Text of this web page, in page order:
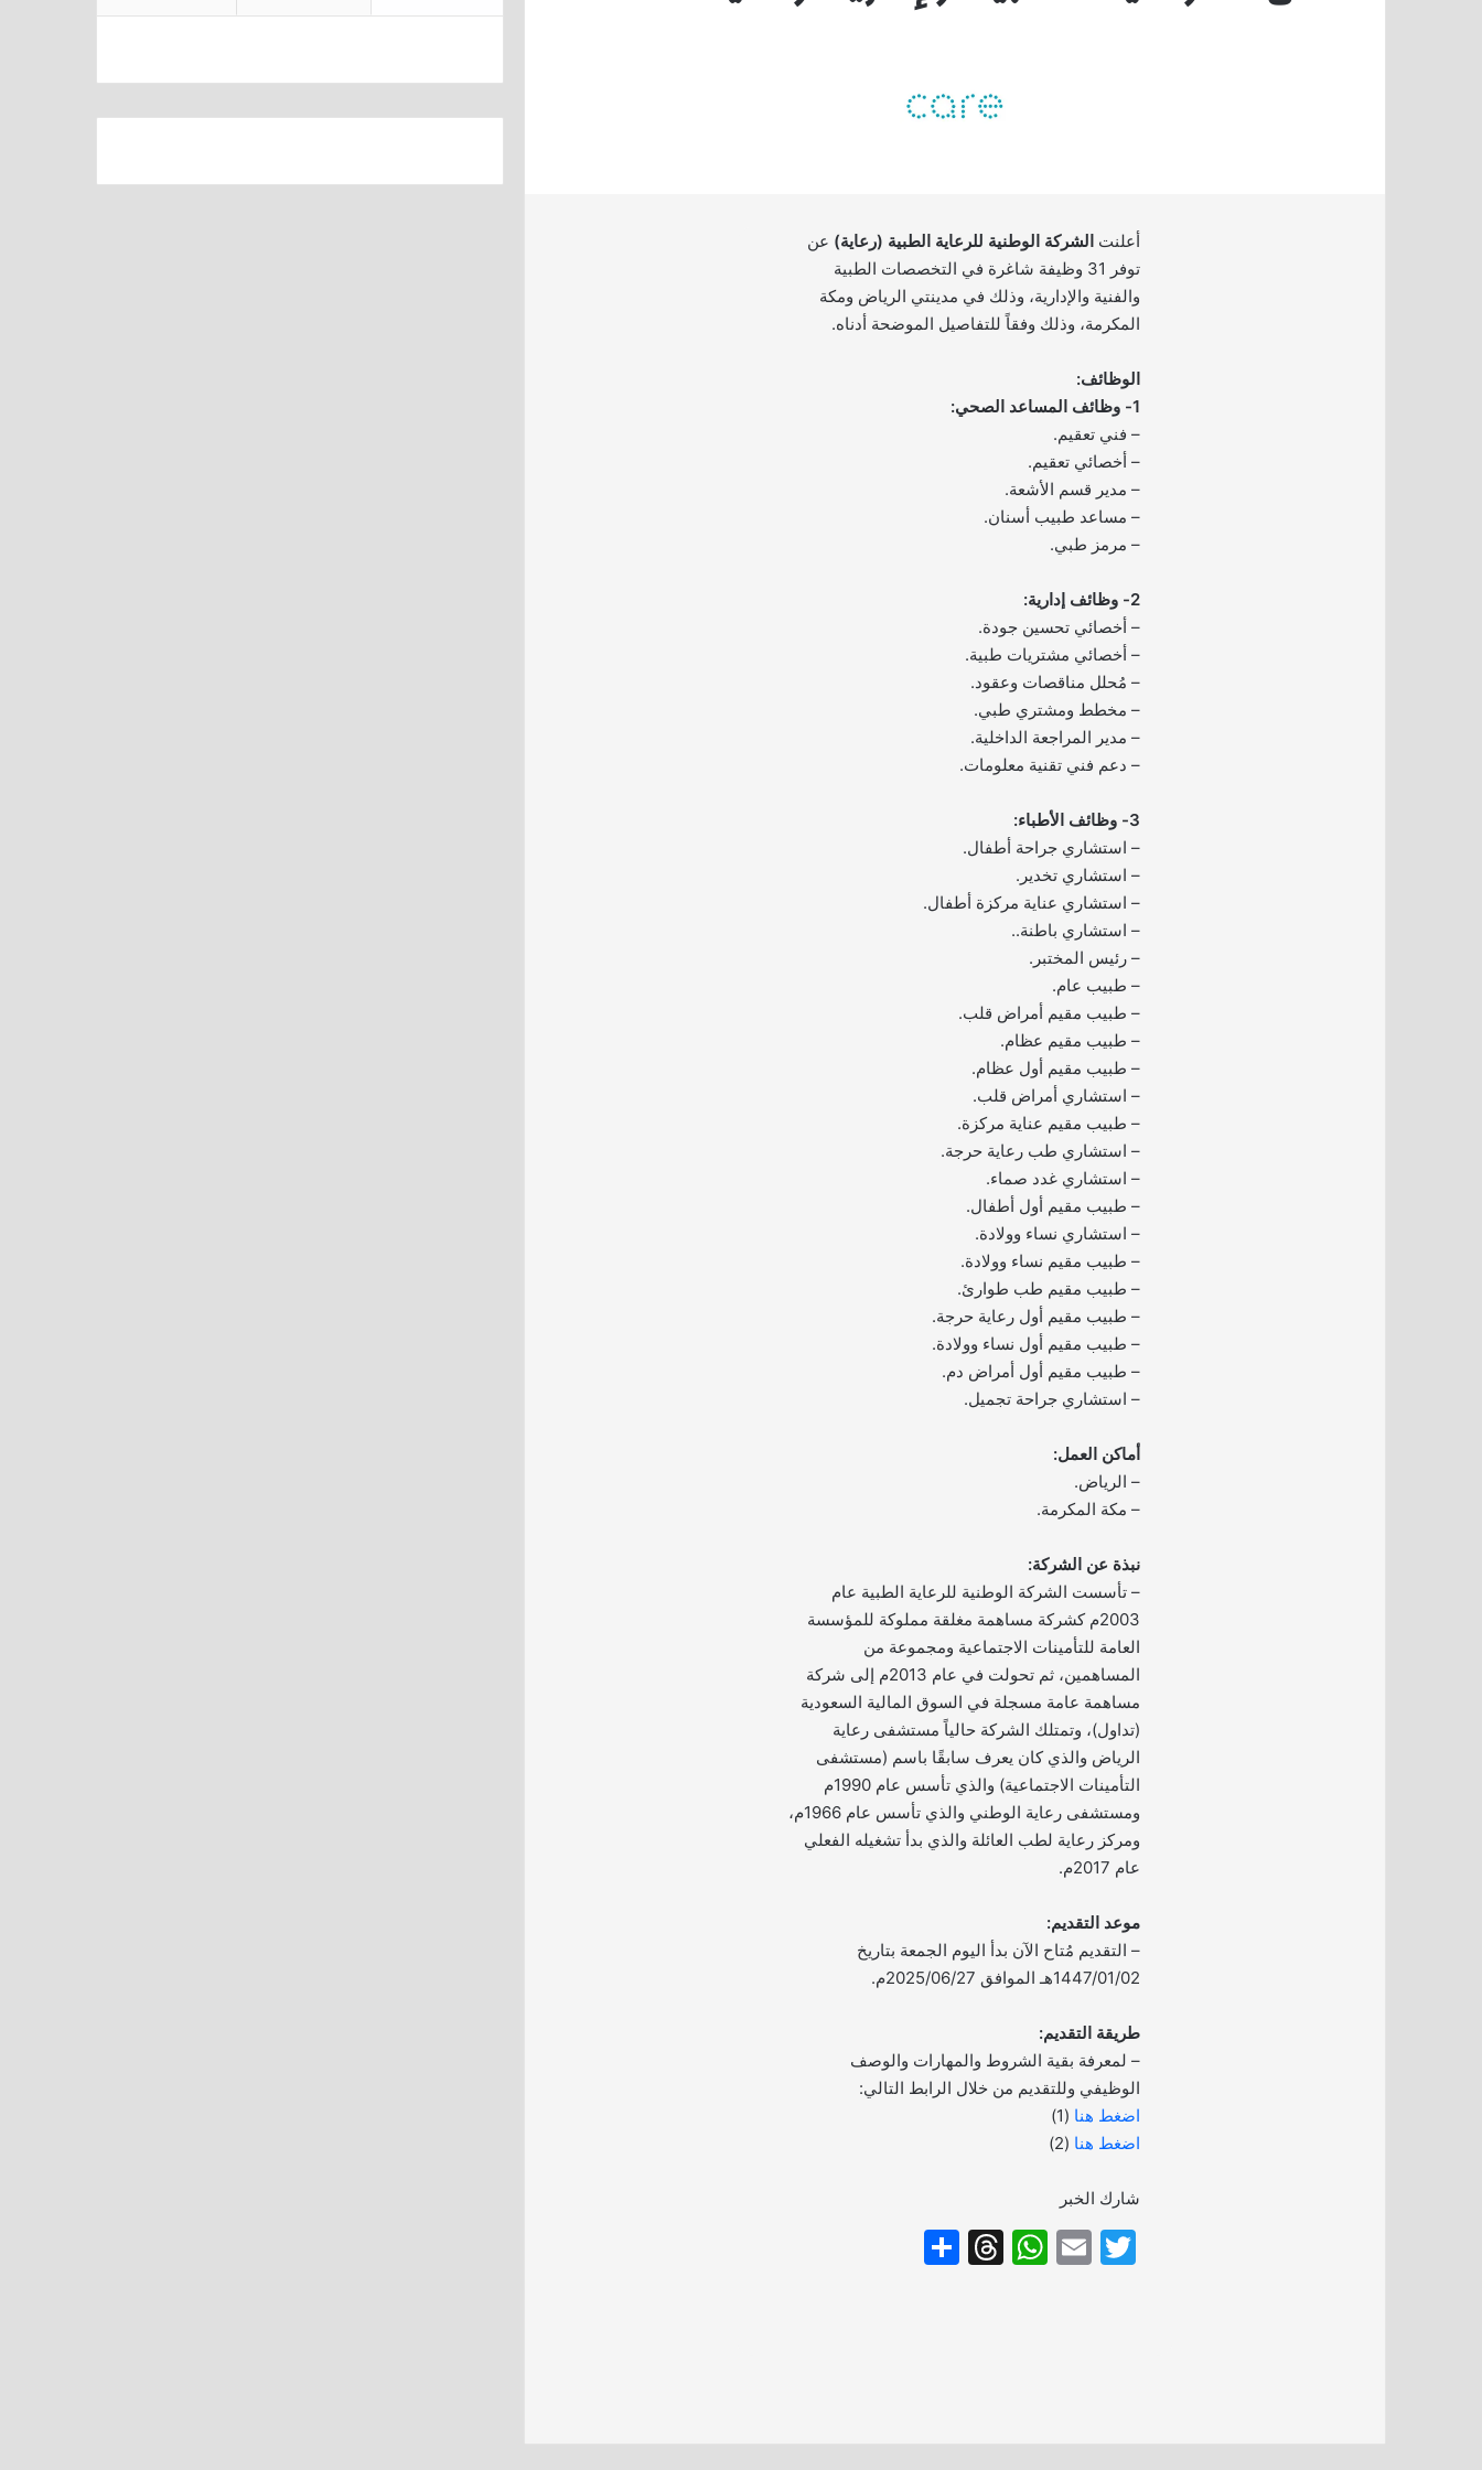
أعلنت الشركة الوطنية للرعاية الطبية (رعاية) عن
توفر 31 وظيفة شاغرة في التخصصات الطبية
والفنية والإدارية، وذلك في مدينتي الرياض ومكة
المكرمة، وذلك وفقاً للتفاصيل الموضحة أدناه.
الوظائف:
1- وظائف المساعد الصحي:
– فني تعقيم.
– أخصائي تعقيم.
– مدير قسم الأشعة.
– مساعد طبيب أسنان.
– مرمز طبي.
2- وظائف إدارية:
– أخصائي تحسين جودة.
– أخصائي مشتريات طبية.
– مُحلل مناقصات وعقود.
– مخطط ومشتري طبي.
– مدير المراجعة الداخلية.
– دعم فني تقنية معلومات.
3- وظائف الأطباء:
– استشاري جراحة أطفال.
– استشاري تخدير.
– استشاري عناية مركزة أطفال.
– استشاري باطنة..
– رئيس المختبر.
– طبيب عام.
– طبيب مقيم أمراض قلب.
– طبيب مقيم عظام.
– طبيب مقيم أول عظام.
– استشاري أمراض قلب.
– طبيب مقيم عناية مركزة.
– استشاري طب رعاية حرجة.
– استشاري غدد صماء.
– طبيب مقيم أول أطفال.
– استشاري نساء وولادة.
– طبيب مقيم نساء وولادة.
– طبيب مقيم طب طوارئ.
– طبيب مقيم أول رعاية حرجة.
– طبيب مقيم أول نساء وولادة.
– طبيب مقيم أول أمراض دم.
– استشاري جراحة تجميل.
أماكن العمل:
– الرياض.
– مكة المكرمة.
نبذة عن الشركة:
– تأسست الشركة الوطنية للرعاية الطبية عام
2003م كشركة مساهمة مغلقة مملوكة للمؤسسة
العامة للتأمينات الاجتماعية ومجموعة من
المساهمين، ثم تحولت في عام 2013م إلى شركة
مساهمة عامة مسجلة في السوق المالية السعودية
(تداول)، وتمتلك الشركة حالياً مستشفى رعاية
الرياض والذي كان يعرف سابقًا باسم (مستشفى
التأمينات الاجتماعية) والذي تأسس عام 1990م
ومستشفى رعاية الوطني والذي تأسس عام 1966م،
ومركز رعاية لطب العائلة والذي بدأ تشغيله الفعلي
عام 2017م.
موعد التقديم:
– التقديم مُتاح الآن بدأ اليوم الجمعة بتاريخ
1447/01/02هـ الموافق 2025/06/27م.
طريقة التقديم:
– لمعرفة بقية الشروط والمهارات والوصف
الوظيفي وللتقديم من خلال الرابط التالي:
اضغط هنا (1)
اضغط هنا (2)
شارك الخبر
T
E
W
T
S